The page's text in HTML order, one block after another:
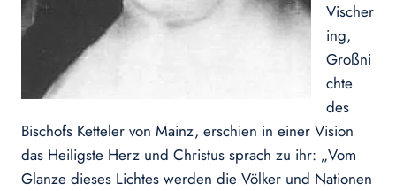
Vischer
ing,
Großni
chte
des
Bischofs Ketteler von Mainz, erschien in einer Vision
das Heiligste Herz und Christus sprach zu ihr: „Vom
Glanze dieses Lichtes werden die Völker und Nationen